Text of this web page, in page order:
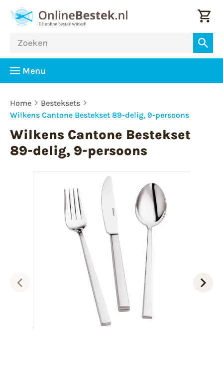
Menu
Home
Besteksets
Wilkens Cantone Bestekset 89-delig, 9-persoons
Wilkens Cantone Bestekset
89-delig, 9-persoons